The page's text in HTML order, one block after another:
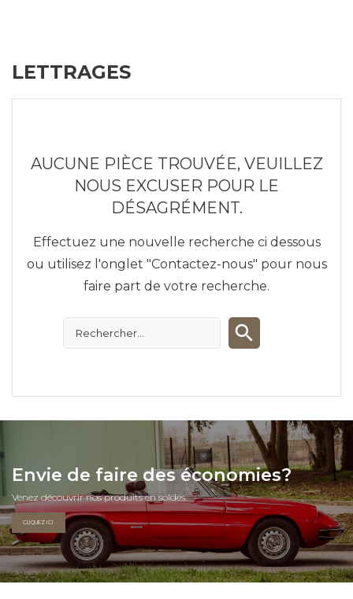
LETTRAGES
AUCUNE PIÈCE TROUVÉE, VEUILLEZ
NOUS EXCUSER POUR LE
DÉSAGRÉMENT.
Effectuez une nouvelle recherche ci dessous
ou utilisez l'onglet "Contactez-nous" pour nous
faire part de votre recherche.
Envie de faire des économies?
Venez découvrir nos produits en soldes.
CLIQUEZ ICI